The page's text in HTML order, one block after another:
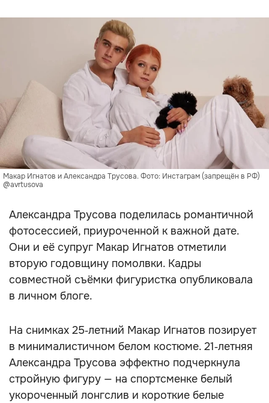
Макар Игнатов и Александра Трусова. Фото: Инстаграм (запрещён в РФ)
@avrtusova
Александра Трусова поделилась романтичной
фотосессией, приуроченной к важной дате.
Они и её супруг Макар Игнатов отметили
вторую годовщину помолвки. Кадры
совместной съёмки фигуристка опубликовала
в личном блоге.
На снимках 25‑летний Макар Игнатов позирует
в минималистичном белом костюме. 21‑летняя
Александра Трусова эффектно подчеркнула
стройную фигуру — на спортсменке белый
укороченный лонгслив и короткие белые